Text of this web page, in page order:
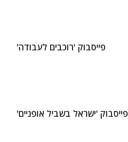
פייסבוק 'רוכבים לעבודה'
פייסבוק 'ישראל בשביל אופניים'